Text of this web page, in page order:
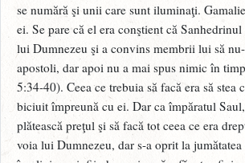
se numără şi unii care sunt iluminaţi.
ei. Se pare că el era conştient că
lui Dumnezeu şi a convins membrii lui să
apostoli, dar apoi nu a mai spus nimic în
5:34-40). Ceea ce trebuia să facă era să stea
biciuit împreună cu ei. Dar ca împăratul
plătească preţul şi să facă tot ceea ce era
voia lui Dumnezeu, dar s-a oprit la